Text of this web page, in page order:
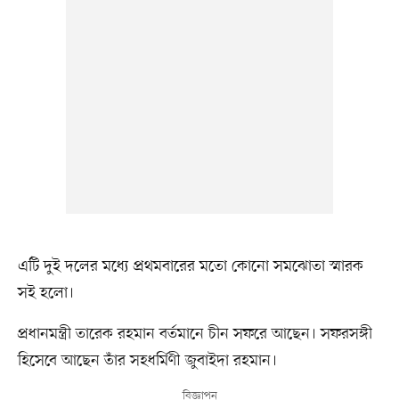
এটি দুই দলের মধ্যে প্রথমবারের মতো কোনো সমঝোতা স্মারক
সই হলো।
প্রধানমন্ত্রী তারেক রহমান বর্তমানে চীন সফরে আছেন। সফরসঙ্গী
হিসেবে আছেন তাঁর সহধর্মিণী জুবাইদা রহমান।